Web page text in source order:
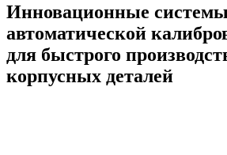
Инновационные системы
автоматической
для быстрого
корпусных деталей